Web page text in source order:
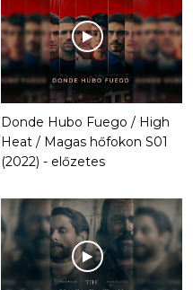
Donde Hubo Fuego / High
Heat / Magas hőfokon S01
(2022) - előzetes